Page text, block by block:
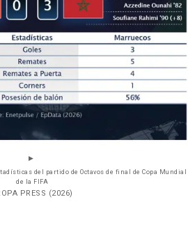
del partido de Octavos de final de Copa Mundial
de la FIFA
PRESS (2026)